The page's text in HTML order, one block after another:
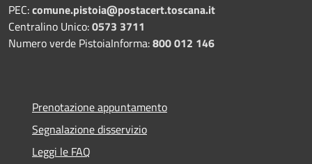
PEC:comune.pistoia@postacert.toscana.it
Centralino Unico:0573 3711
Numero verde PistoiaInforma:800 012 146
Prenotazione appuntamento
Segnalazione disservizio
Leggi le FAQ